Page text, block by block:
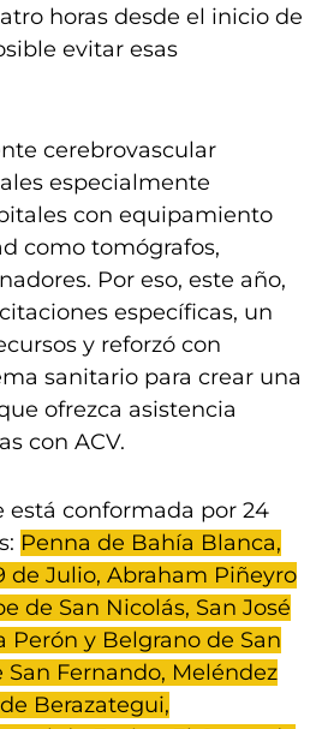
horas desde el inicio de
evitar esas
cerebrovascular
especialmente
con equipamiento
como tomógrafos,
Por eso, este año,
específicas, un
y reforzó con
sanitario para crear una
ofrezca asistencia
con ACV.
está conformada por 24
Penna de Bahía Blanca,
de Julio, Abraham Piñeyro
de San Nicolás, San José
Perón y Belgrano de San
San Fernando, Meléndez
Berazategui,